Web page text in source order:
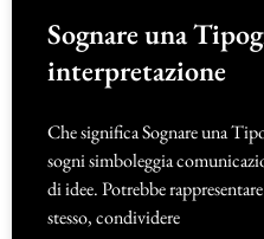
Sognare una
interpretazione
Che significa Sognare una
sogni simboleggia
di idee. Potrebbe
stesso, condividere